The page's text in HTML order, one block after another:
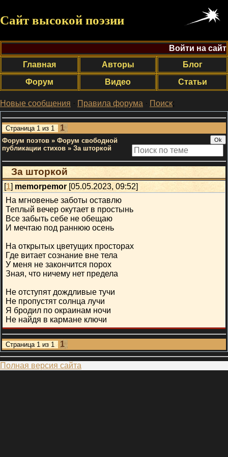
Сайт высокой поэзии
Войти на сайт
Главная
Авторы
Блог
Форум
Видео Статьи
Новые сообщения · Правила форума · Поиск;
Страница 1 из 1 1
Форум поэтов » Форум свободной
публикации стихов » За шторкой
За шторкой
[1] memorpemor [05.05.2023, 09:52]
На мгновенье заботы оставлю
Теплый вечер окутает в простынь
Все забыть себе не обещаю
И мечтаю под раннюю осень
На открытых цветущих просторах
Где витает сознание вне тела
У меня не закончится порох
Зная, что ничему нет предела
Не отступят дождливые тучи
Не пропустят солнца лучи
Я бродил по окраинам ночи
Не найдя в кармане ключи
Страница 1 из 1 1
Полная версия сайта